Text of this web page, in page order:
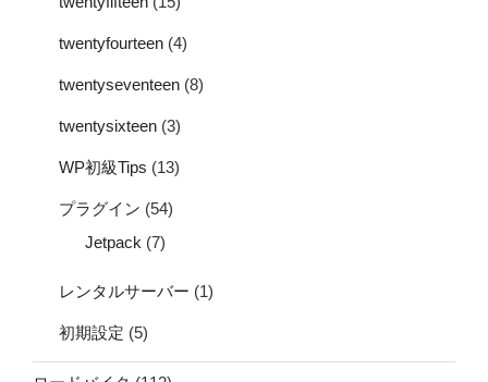
twentyfourteen (4)
twentyseventeen (8)
twentysixteen (3)
WP初級Tips (13)
プラグイン (54)
Jetpack (7)
レンタルサーバー (1)
初期設定 (5)